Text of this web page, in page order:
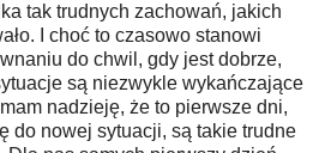
tak trudnych zachowań, jakich
I choć to czasowo stanowi
do chwil, gdy jest dobrze,
są niezwykle wykańczające
nadzieję, że to pierwsze dni,
do nowej sytuacji, są takie trudne